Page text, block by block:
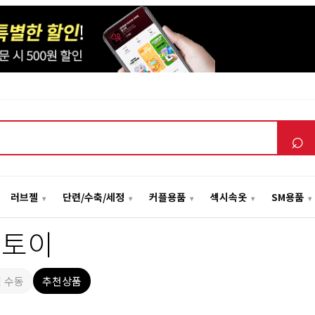
⌕
러브젤 단련/수축/세정 커플용품 섹시속옷 SM용품
이
수동 추천상품